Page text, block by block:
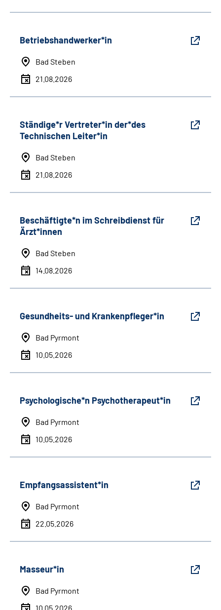
Betriebshandwerker*in
Bad Steben
21.08.2026
Ständige*r Vertreter*in der*des
Technischen Leiter*in
Bad Steben
21.08.2026
Beschäftigte*n im Schreibdienst für
Ärzt*innen
Bad Steben
14.08.2026
Gesundheits- und Krankenpfleger*in
Bad Pyrmont
10.05.2026
Psychologische*n Psychotherapeut*in
Bad Pyrmont
10.05.2026
Empfangsassistent*in
Bad Pyrmont
22.05.2026
Masseur*in
Bad Pyrmont
10.05.2026